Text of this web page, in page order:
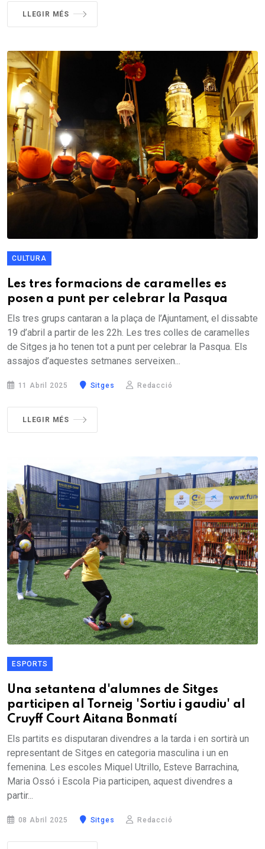
LLEGIR MÉS
CULTURA
Les tres formacions de caramelles es
posen a punt per celebrar la Pasqua
Els tres grups cantaran a la plaça de l’Ajuntament, el dissabte
19 d’abril a partir de les 22h. Les tres colles de caramelles
de Sitges ja ho tenen tot a punt per celebrar la Pasqua. Els
assajos d’aquestes setmanes serveixen...
11 Abril 2025 Sitges Redacció
LLEGIR MÉS
ESPORTS
Una setantena d'alumnes de Sitges
participen al Torneig 'Sortiu i gaudiu' al
Cruyff Court Aitana Bonmatí
Els partits es disputaran divendres a la tarda i en sortirà un
representant de Sitges en categoria masculina i un en
femenina. Les escoles Miquel Utrillo, Esteve Barrachina,
Maria Ossó i Escola Pia participen, aquest divendres a
partir...
08 Abril 2025 Sitges Redacció